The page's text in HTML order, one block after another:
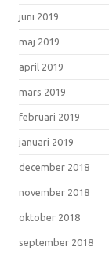
juni 2019
maj 2019
april 2019
mars 2019
februari 2019
januari 2019
december 2018
november 2018
oktober 2018
september 2018